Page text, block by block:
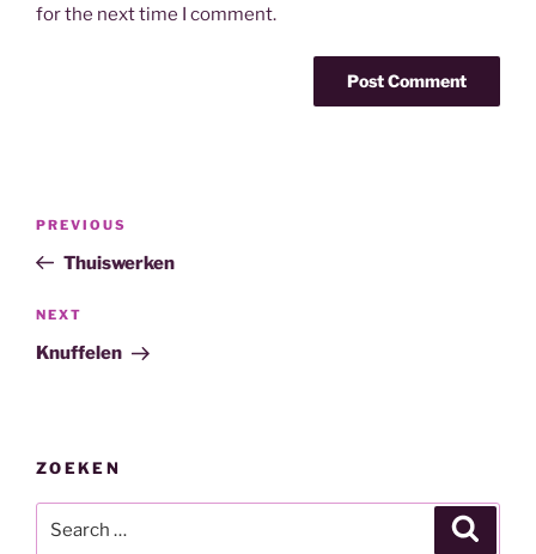
for the next time I comment.
Post
Previous
Post
PREVIOUS
Thuiswerken
Next
Post
NEXT
Knuffelen
ZOEKEN